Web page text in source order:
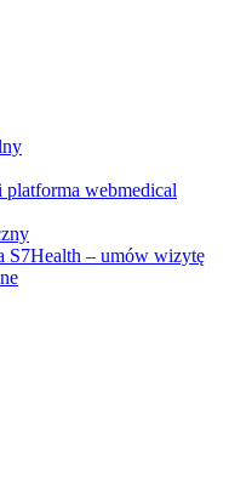
webmedical
S7Health – umów wizytę